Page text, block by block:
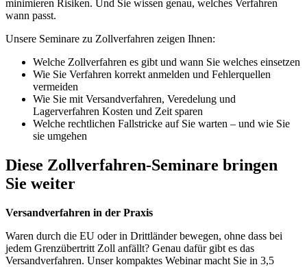
minimieren Risiken. Und Sie wissen genau, welches Verfahren
wann passt.
Unsere Seminare zu Zollverfahren zeigen Ihnen:
Welche Zollverfahren es gibt und wann Sie welches einsetzen
Wie Sie Verfahren korrekt anmelden und Fehlerquellen
vermeiden
Wie Sie mit Versandverfahren, Veredelung und
Lagerverfahren Kosten und Zeit sparen
Welche rechtlichen Fallstricke auf Sie warten – und wie Sie
sie umgehen
Diese Zollverfahren-Seminare bringen
Sie weiter
Versandverfahren in der Praxis
Waren durch die EU oder in Drittländer bewegen, ohne dass bei
jedem Grenzübertritt Zoll anfällt? Genau dafür gibt es das
Versandverfahren. Unser kompaktes Webinar macht Sie in 3,5